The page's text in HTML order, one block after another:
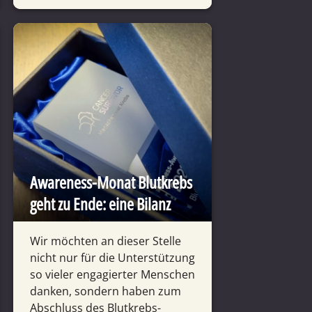
Aware­ness-Monat Blut­krebs
geht zu Ende: eine Bilanz
Wir möchten an dieser Stelle
nicht nur für die Unter­stützung
so vieler enga­gierter Menschen
danken, sondern haben zum
Abschluss des Blut­krebs-